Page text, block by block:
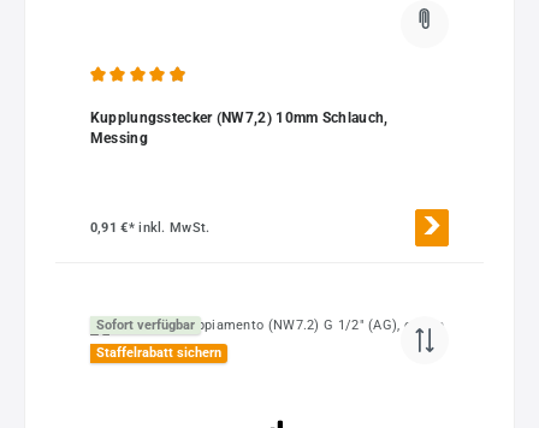
Kupplungsstecker (NW7,2) 10mm Schlauch,
Messing
0,91 €*inkl. MwSt.
Sofort verfügbar
Staffelrabatt sichern